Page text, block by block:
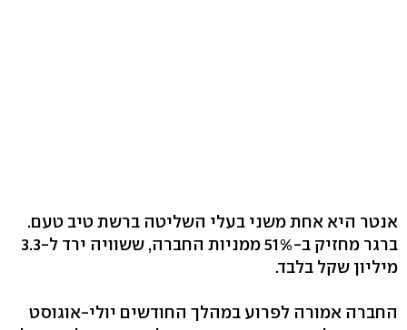
אנטר היא אחת משני בעלי השליטה ברשת טיב טעם.
ברגר מחזיק ב-51% ממניות החברה, ששוויה ירד ל-3.3
מיליון שקל בלבד.
החברה אמורה לפרוע במהלך החודשים יולי-אוגוסט